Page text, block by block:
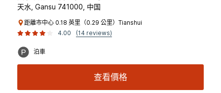
天水, Gansu 741000, 中国
距離市中心 0.18 英里（0.29 公里）Tianshui
4.00
(14 reviews)
泊車
查看價格